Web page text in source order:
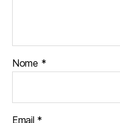
Nome *
Email *